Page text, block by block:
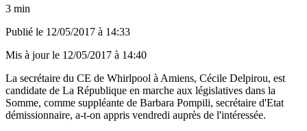
3 min
Publié le 12/05/2017 à 14:33
Mis à jour le 12/05/2017 à 14:40
La secrétaire du CE de Whirlpool à Amiens, Cécile Delpirou, est
candidate de La République en marche aux législatives dans la
Somme, comme suppléante de Barbara Pompili, secrétaire d'Etat
démissionnaire, a-t-on appris vendredi auprès de l'intéressée.